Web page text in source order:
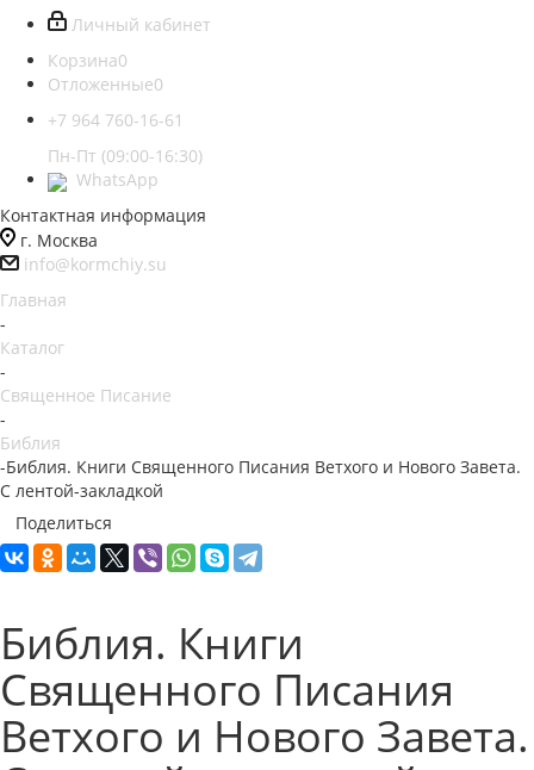
Личный кабинет
Корзина0
Отложенные0
+7 964 760-16-61
Пн-Пт (09:00-16:30)
WhatsApp
Контактная информация
г. Москва
info@kormchiy.su
Главная
-
Каталог
-
Священное Писание
-
Библия
-Библия. Книги Священного Писания Ветхого и Нового Завета.
С лентой-закладкой
Поделиться
Библия. Книги
Священного Писания
Ветхого и Нового Завета.